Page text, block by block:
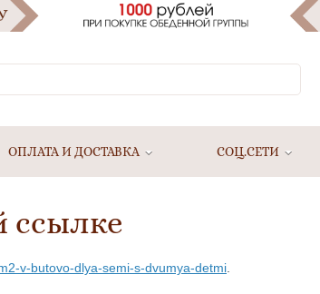
ОПЛАТА И ДОСТАВКА СОЦ.СЕТИ
ссылке
v-butovo-dlya-semi-s-dvumya-detmi